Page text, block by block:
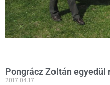
Pongrácz Zoltán egyedül
2017.04.17.